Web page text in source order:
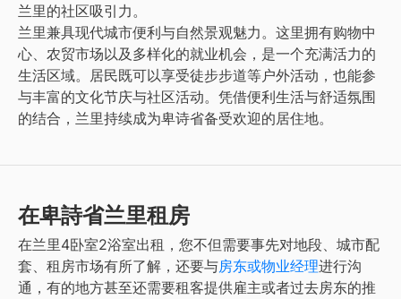
兰里的社区吸引力。
兰里兼具现代城市便利与自然景观魅力。这里拥有购物中
心、农贸市场以及多样化的就业机会，是一个充满活力的
生活区域。居民既可以享受徒步步道等户外活动，也能参
与丰富的文化节庆与社区活动。凭借便利生活与舒适氛围
的结合，兰里持续成为卑诗省备受欢迎的居住地。
在卑詩省兰里租房
在兰里4卧室2浴室出租 ，您不但需要事先对地段、城市配
套、租房市场有所了解，还要与房东或物业经理进行沟
通，有的地方甚至还需要租客提供雇主或者过去房东的推